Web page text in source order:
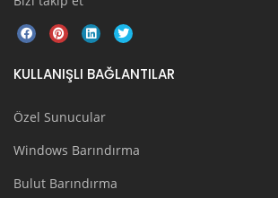
KULLANIŞLI BAĞLANTILAR
Özel Sunucular
Windows Barındırma
Bulut Barındırma